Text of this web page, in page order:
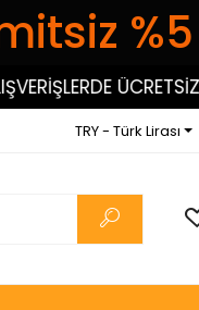
ÜCRETSİZ
TRY - Türk Lirası